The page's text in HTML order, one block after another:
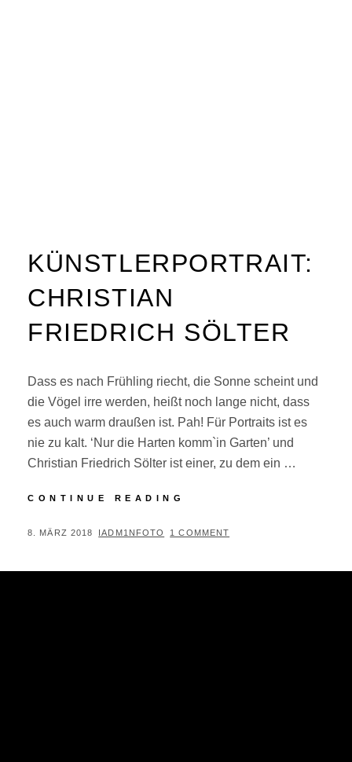
KÜNSTLERPORTRAIT:
CHRISTIAN
FRIEDRICH SÖLTER
Dass es nach Frühling riecht, die Sonne scheint und
die Vögel irre werden, heißt noch lange nicht, dass
es auch warm draußen ist. Pah! Für Portraits ist es
nie zu kalt. ‘Nur die Harten komm`in Garten’ und
Christian Friedrich Sölter ist einer, zu dem ein …
CONTINUE READING
FRIEDRICH
POSTED
8. MÄRZ 2018 BY
IADM1NFOTO 1 COMMENT